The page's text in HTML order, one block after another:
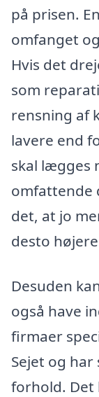
på prisen.
omfanget
Hvis det
som
rensning af
lavere end
skal lægges
omfattende
det, at jo
desto
Desuden
også have
firmaer
Sejet og
forhold. Det